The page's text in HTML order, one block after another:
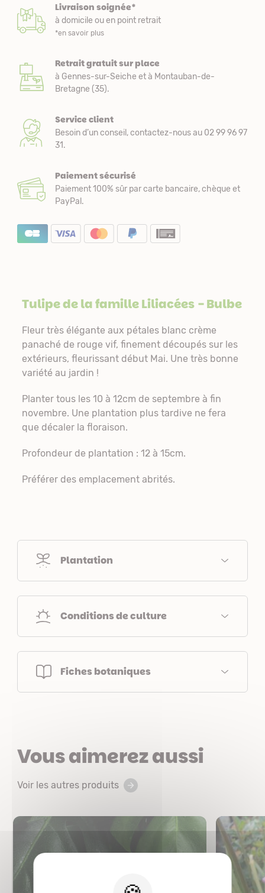
Livraison soignée*
à domicile ou en point retrait
*en savoir plus
Retrait gratuit sur place
à Gennes-sur-Seiche et à Montauban-de-
Bretagne (35).
Service client
Besoin d’un conseil, contactez-nous au 02 99 96 97
31.
Paiement sécurisé
Paiement 100% sûr par carte bancaire, chèque et
PayPal.
Tulipe de la familleLiliacées- Bulbe
Fleur très élégante aux pétales blanc crème
panaché de rouge vif, finement découpés sur les
extérieurs, fleurissant début Mai. Une très bonne
variété au jardin !
Planter tous les 10 à 12cm de septembre à fin
novembre. Une plantation plus tardive ne fera
que décaler la floraison.
Profondeur de plantation : 12 à 15cm.
Préférer des emplacement abrités.
Plantation
Conditions de culture
Fiches botaniques
Vous aimerez aussi
Voir les autres produits